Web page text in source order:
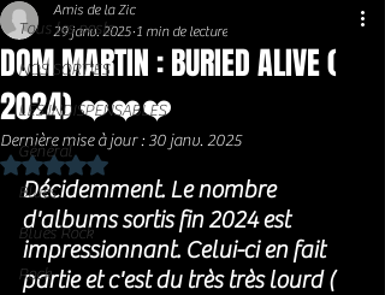
Tous les posts
NOS SORTIES
LES INDISPENSABLES
Général
Blues
Blues Rock
Rock
DOM MARTIN : BURIED ALIVE (
2024) ❤️❤️❤️
Amis de la Zic
29 janv. 2025 1 min de lecture
Dernière mise à jour :30 janv. 2025
Noté NaN étoiles sur 5.
Décidemment. Le nombre
d'albums sortis fin 2024 est
impressionnant. Celui-ci en fait
partie et c'est du très très lourd (